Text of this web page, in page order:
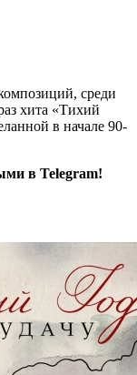
среди
хита «Тихий
в начале 90-
в Telegram!